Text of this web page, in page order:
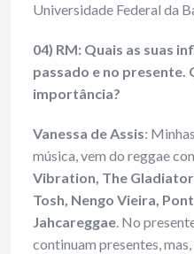
Universidade Federal da
04) RM: Quais as suas
passado e no presente.
importância?
Vanessa de Assis:
música, vem do reggae
Vibration, The
Tosh, Nengo Vieira,
Jahcareggae. No
continuam presentes,